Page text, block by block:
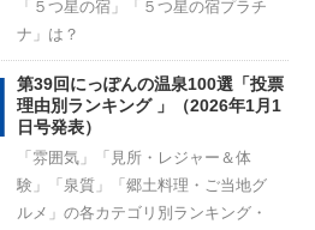
「５つ星の宿」「５つ星の宿プラチ
ナ」は？
第39回にっぽんの温泉100選「投票
理由別ランキング 」（2026年1月1
日号発表）
「雰囲気」「見所・レジャー＆体
験」「泉質」「郷土料理・ご当地グ
ルメ」の各カテゴリ別ランキング・